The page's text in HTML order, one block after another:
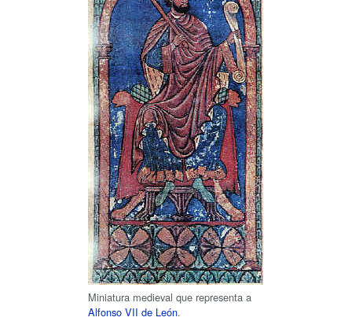
Miniatura medieval que representa a
Alfonso VII de León.